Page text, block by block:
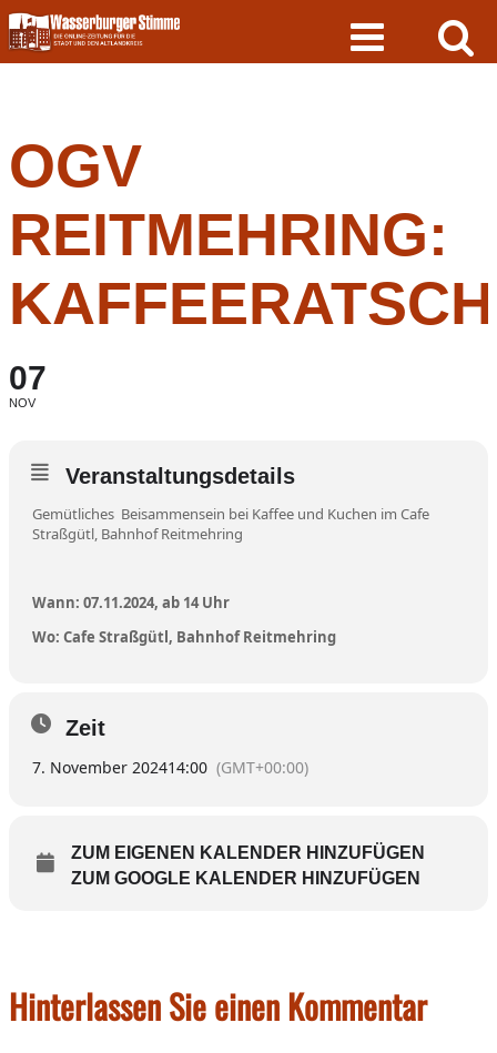
Skip
to
content
OGV
REITMEHRING:
KAFFEERATSCH
07
NOV
Veranstaltungsdetails
Gemütliches Beisammensein bei Kaffee und Kuchen im Cafe
Straßgütl, Bahnhof Reitmehring
Wann: 07.11.2024, ab 14 Uhr
Wo: Cafe Straßgütl, Bahnhof Reitmehring
Zeit
7. November 202414:00 (GMT+00:00)
ZUM EIGENEN KALENDER HINZUFÜGEN
ZUM GOOGLE KALENDER HINZUFÜGEN
Hinterlassen Sie einen Kommentar